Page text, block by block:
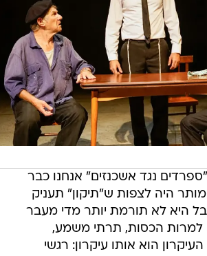
נגד אשכנזים" אנחנו כבר
מותר היה לצפות ש"תיקון" תעניק
היא לא תורמת יותר מדי מעבר
למרות הכסות, תרתי משמע,
הוא אותו עיקרון: רגשי